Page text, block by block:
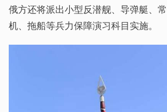
俄方还将派出小型反潜舰、导弹艇、
机、拖船等兵力保障演习科目实施。